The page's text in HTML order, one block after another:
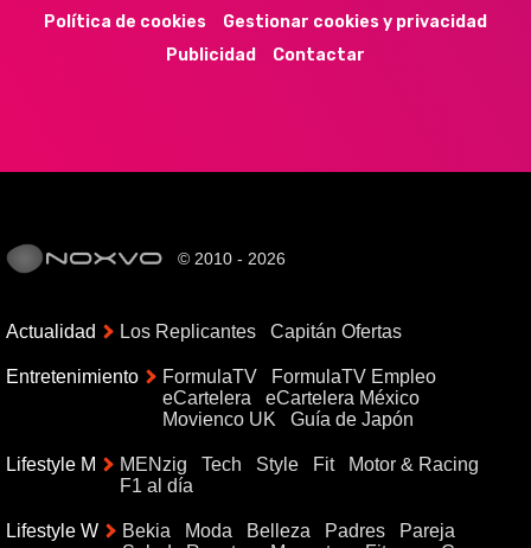
Política de cookies
Gestionar cookies y privacidad
Publicidad
Contactar
© 2010 - 2026
Actualidad Los Replicantes Capitán Ofertas
Entretenimiento FormulaTV
FormulaTV Empleo
eCartelera
eCartelera México
Movienco UK
Guía de Japón
Lifestyle M MENzig Tech Style Fit
Motor & Racing
F1 al día
Lifestyle W Bekia Moda Belleza Padres
Pareja